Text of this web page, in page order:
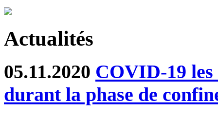
Actualités
05.11.2020 COVID-19
durant la phase de